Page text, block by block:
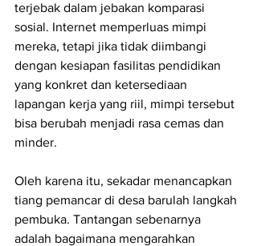
terjebak dalam jebakan komparasi
sosial. Internet memperluas mimpi
mereka, tetapi jika tidak diimbangi
dengan kesiapan fasilitas pendidikan
yang konkret dan ketersediaan
lapangan kerja yang riil, mimpi tersebut
bisa berubah menjadi rasa cemas dan
minder.
Oleh karena itu, sekadar menancapkan
tiang pemancar di desa barulah langkah
pembuka. Tantangan sebenarnya
adalah bagaimana mengarahkan